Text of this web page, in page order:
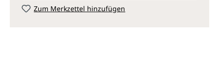
Zum Merkzettel hinzufügen